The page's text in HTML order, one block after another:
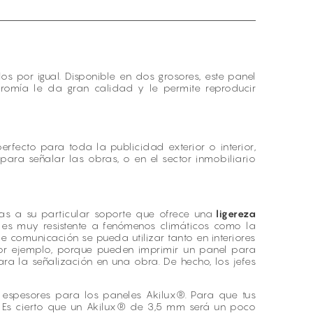
por igual. Disponible en dos grosores, este panel
le da gran calidad y le permite reproducir
para toda la publicidad exterior o interior,
señalar las obras, o en el sector inmobiliario
a su particular soporte que ofrece una ligereza
muy resistente a fenómenos climáticos como la
comunicación se pueda utilizar tanto en interiores
ejemplo, porque pueden imprimir un panel para
la señalización en una obra. De hecho, los jefes
para los paneles Akilux®. Para que tus
cierto que un Akilux® de 3,5 mm será un poco